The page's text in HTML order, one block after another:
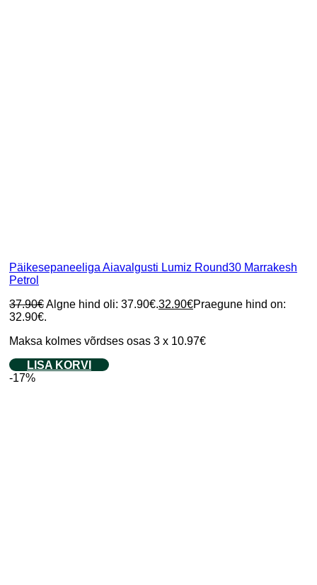
Päikesepaneeliga Aiavalgusti Lumiz Round30 Marrakesh
Petrol
37.90€Algne hind oli: 37.90€.32.90€Praegune hind on:
32.90€.
Maksa kolmes võrdses osas 3 x 10.97€
LISA KORVI
-17%